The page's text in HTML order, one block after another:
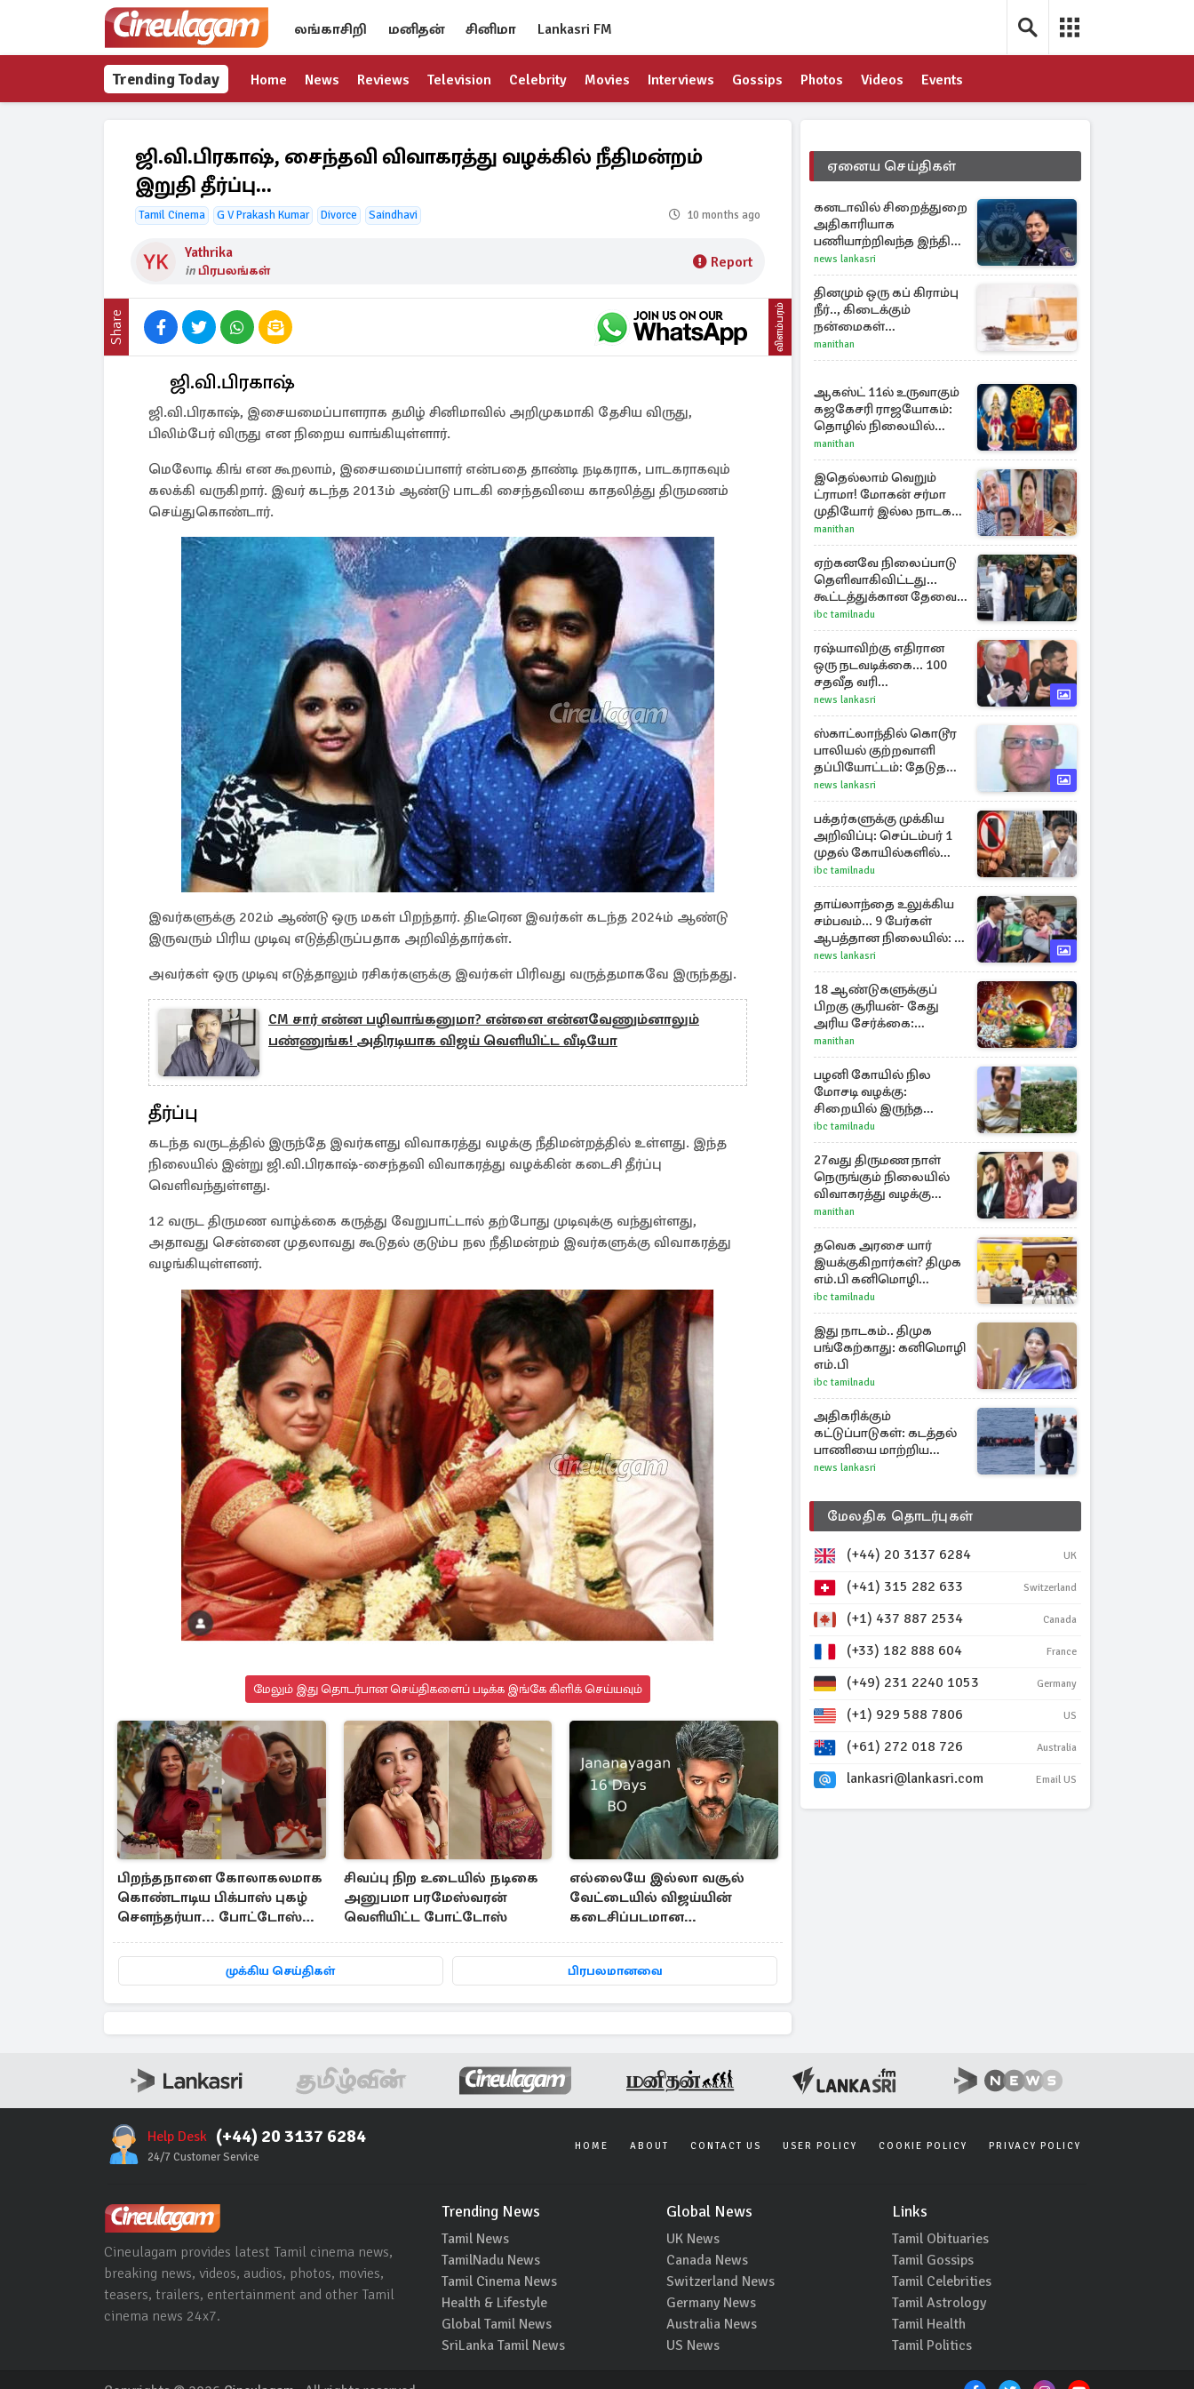
லங்காசிறி மனிதன் சினிமா Lankasri FM
Trending Today Home News Reviews Television Celebrity Movies Interviews Gossips Photos Videos Events
ஜி.வி.பிரகாஷ், சைந்தவி விவாகரத்து வழக்கில் நீதிமன்றம்
இறுதி தீர்ப்பு...
Tamil Cinema G V Prakash Kumar Divorce Saindhavi 10 months ago
Yathrika
inபிரபலங்கள் Report
Share விளம்பரம்
ஜி.வி.பிரகாஷ்
ஜி.வி.பிரகாஷ், இசையமைப்பாளராக தமிழ் சினிமாவில் அறிமுகமாகி தேசிய விருது,
பிலிம்பேர் விருது என நிறைய வாங்கியுள்ளார்.
மெலோடி கிங் என கூறலாம், இசையமைப்பாளர் என்பதை தாண்டி நடிகராக, பாடகராகவும்
கலக்கி வருகிறார். இவர் கடந்த 2013ம் ஆண்டு பாடகி சைந்தவியை காதலித்து திருமணம்
செய்துகொண்டார்.
இவர்களுக்கு 202ம் ஆண்டு ஒரு மகள் பிறந்தார். திடீரென இவர்கள் கடந்த 2024ம் ஆண்டு
இருவரும் பிரிய முடிவு எடுத்திருப்பதாக அறிவித்தார்கள்.
அவர்கள் ஒரு முடிவு எடுத்தாலும் ரசிகர்களுக்கு இவர்கள் பிரிவது வருத்தமாகவே இருந்தது.
CM சார் என்ன பழிவாங்கனுமா? என்னை என்னவேணும்னாலும்
பண்ணுங்க! அதிரடியாக விஜய் வெளியிட்ட வீடியோ
தீர்ப்பு
கடந்த வருடத்தில் இருந்தே இவர்களது விவாகரத்து வழக்கு நீதிமன்றத்தில் உள்ளது. இந்த
நிலையில் இன்று ஜி.வி.பிரகாஷ்-சைந்தவி விவாகரத்து வழக்கின் கடைசி தீர்ப்பு
வெளிவந்துள்ளது.
12 வருட திருமண வாழ்க்கை கருத்து வேறுபாட்டால் தற்போது முடிவுக்கு வந்துள்ளது,
அதாவது சென்னை முதலாவது கூடுதல் குடும்ப நல நீதிமன்றம் இவர்களுக்கு விவாகரத்து
வழங்கியுள்ளனர்.
மேலும் இது தொடர்பான செய்திகளைப் படிக்க இங்கே கிளிக் செய்யவும்
பிறந்தநாளை கோலாகலமாக
கொண்டாடிய பிக்பாஸ் புகழ்
சௌந்தர்யா... போட்டோஸ்
சிவப்பு நிற உடையில் நடிகை
அனுபமா பரமேஸ்வரன்
வெளியிட்ட போட்டோஸ்
எல்லையே இல்லா வசூல்
வேட்டையில் விஜய்யின்
கடைசிப்படமான
ஆபிஸ்
முக்கிய செய்திகள் பிரபலமானவை
ஏனைய செய்திகள்
கனடாவில் சிறைத்துறை
அதிகாரியாக
பணியாற்றிவந்த இந்திய
இளம்பெண்: விபத்தில்
பலி
news lankasri
தினமும் ஒரு கப் கிராம்பு
நீர்.., கிடைக்கும்
நன்மைகள்
என்னென்ன?
manithan
ஆகஸ்ட் 11ல் உருவாகும்
கஜகேசரி ராஜயோகம்:
தொழில் நிலையில்
அதிர்ஷ்டம் பெறும் 3
ராசிகள்!
manithan
இதெல்லாம் வெறும்
ட்ராமா! மோகன் சர்மா
முதியோர் இல்ல நாடகம்
குறித்து குட்டி பத்மினி
பரபரப்பு பேட்டி
manithan
ஏற்கனவே நிலைப்பாடு
தெளிவாகிவிட்டது...
கூட்டத்துக்கான தேவை
என்ன? - கனிமொழி
விமர்சனம்
ibc tamilnadu
ரஷ்யாவிற்கு எதிரான
ஒரு நடவடிக்கை... 100
சதவீத வரி
அச்சுறுத்தலில் சீனாவும்
இந்தியாவும்
news lankasri
ஸ்காட்லாந்தில் கொடூர
பாலியல் குற்றவாளி
தப்பியோட்டம்: தேடுதல்
வேட்டையில்
காவல்துறையினர்
news lankasri
பக்தர்களுக்கு முக்கிய
அறிவிப்பு: செப்டம்பர் 1
முதல் கோயில்களில்
மொபைலுக்கு தடை!
ibc tamilnadu
தாய்லாந்தை உலுக்கிய
சம்பவம்... 9 பேர்கள்
ஆபத்தான நிலையில்: 8
பேர் பலி
news lankasri
18 ஆண்டுகளுக்குப்
பிறகு சூரியன்- கேது
அரிய சேர்க்கை:
அதிர்ஷ்டம் பெறும் 3
ராசிகள்!
manithan
பழனி கோயில் நில
மோசடி வழக்கு:
சிறையில் இருந்த
அன்வர்தீன் மரணம்
ibc tamilnadu
27வது திருமண நாள்
நெருங்கும் நிலையில்
விவாகரத்து வழக்கு
வாபஸ்! விஜய்யுடன்
மீண்டும் இணைவாரா?
manithan
தவெக அரசை யார்
இயக்குகிறார்கள்? திமுக
எம்.பி கனிமொழி
கேள்வி
ibc tamilnadu
இது நாடகம்.. திமுக
பங்கேற்காது: கனிமொழி
எம்.பி
ibc tamilnadu
அதிகரிக்கும்
கட்டுப்பாடுகள்: கடத்தல்
பாணியை மாற்றிய
ஆட்கடத்தல்காரர்கள்
news lankasri
மேலதிக தொடர்புகள்
(+44) 20 3137 6284 UK
(+41) 315 282 633 Switzerland
(+1) 437 887 2534 Canada
(+33) 182 888 604 France
(+49) 231 2240 1053 Germany
(+1) 929 588 7806 US
(+61) 272 018 726 Australia
lankasri@lankasri.com Email US
Help Desk (+44) 20 3137 6284
24/7 Customer Service
HOME ABOUT CONTACT US USER POLICY COOKIE POLICY PRIVACY POLICY
Cineulagam provides latest Tamil cinema news,
breaking news, videos, audios, photos, movies,
teasers, trailers, entertainment and other Tamil
cinema news 24x7.
Trending News
Tamil News
TamilNadu News
Tamil Cinema News
Health & Lifestyle
Global Tamil News
SriLanka Tamil News
Global News
UK News
Canada News
Switzerland News
Germany News
Australia News
US News
Links
Tamil Obituaries
Tamil Gossips
Tamil Celebrities
Tamil Astrology
Tamil Health
Tamil Politics